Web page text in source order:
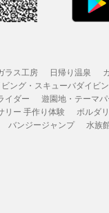
ラス工房 日帰り温泉
ング・スキューバダイビ
イダー 遊園地・テーマパ
リー 手作り体験 ボルダ
バンジージャンプ 水族